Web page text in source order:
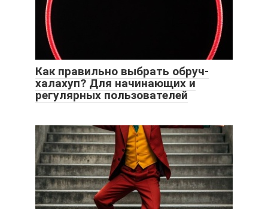
Как правильно выбрать обруч-
халахуп? Для начинающих и
регулярных пользователей